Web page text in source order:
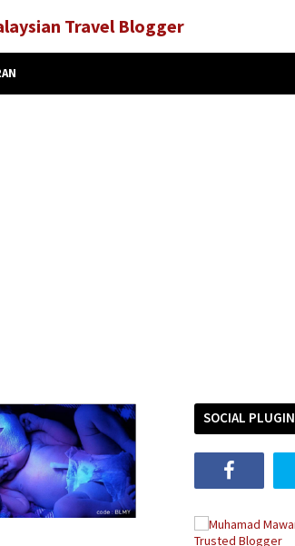
Travel Blogger
SOCIAL PLUGIN